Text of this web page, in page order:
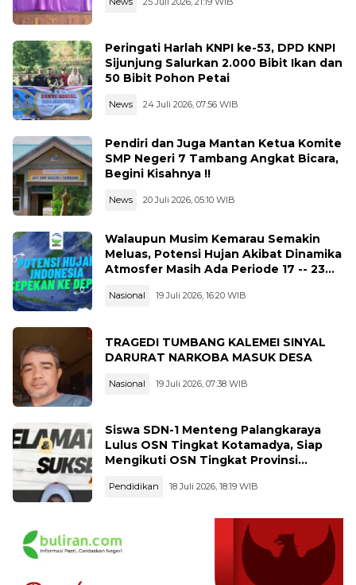
Peringati Harlah KNPI ke-53, DPD KNPI
Sijunjung Salurkan 2.000 Bibit Ikan dan
50 Bibit Pohon Petai
News 24 Juli 2026, 07:56 WIB
Pendiri dan Juga Mantan Ketua Komite
SMP Negeri 7 Tambang Angkat Bicara,
Begini Kisahnya !!
News 20 Juli 2026, 05:10 WIB
Walaupun Musim Kemarau Semakin
Meluas, Potensi Hujan Akibat Dinamika
Atmosfer Masih Ada Periode 17 -- 23
Nasional 19 Juli 2026, 16:20 WIB
TRAGEDI TUMBANG KALEMEI SINYAL
DARURAT NARKOBA MASUK DESA
Nasional 19 Juli 2026, 07:38 WIB
Siswa SDN-1 Menteng Palangkaraya
Lulus OSN Tingkat Kotamadya, Siap
Mengikuti OSN Tingkat Provinsi
Pendidikan 18 Juli 2026, 18:19 WIB